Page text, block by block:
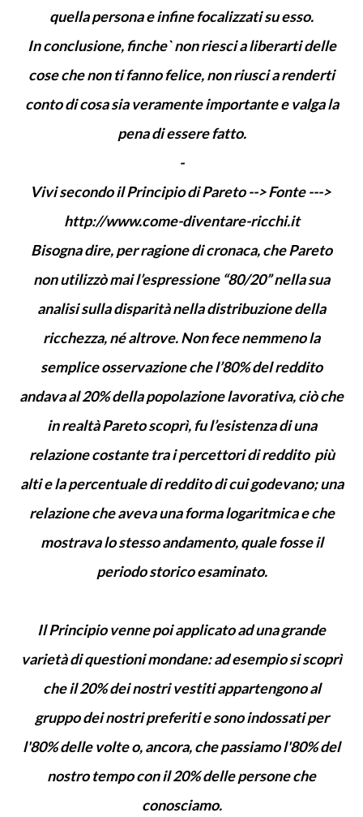
quella persona e infine focalizzati su esso.
In conclusione, finche` non riesci a liberarti delle
cose che non ti fanno felice, non riusci a renderti
conto di cosa sia veramente importante e valga la
pena di essere fatto.
-
Vivi secondo il Principio di Pareto --> Fonte --->
http://www.come-diventare-ricchi.it
Bisogna dire, per ragione di cronaca, che Pareto
non utilizzò mai l’espressione “80/20” nella sua
analisi sulla disparità nella distribuzione della
ricchezza, né altrove. Non fece nemmeno la
semplice osservazione che l’80% del reddito
andava al 20% della popolazione lavorativa, ciò che
in realtà Pareto scoprì, fu l’esistenza di una
relazione costante tra i percettori di reddito più
alti e la percentuale di reddito di cui godevano; una
relazione che aveva una forma logaritmica e che
mostrava lo stesso andamento, quale fosse il
periodo storico esaminato.
Il Principio venne poi applicato ad una grande
varietà di questioni mondane: ad esempio si scoprì
che il 20% dei nostri vestiti appartengono al
gruppo dei nostri preferiti e sono indossati per
l'80% delle volte o, ancora, che passiamo l'80% del
nostro tempo con il 20% delle persone che
conosciamo.